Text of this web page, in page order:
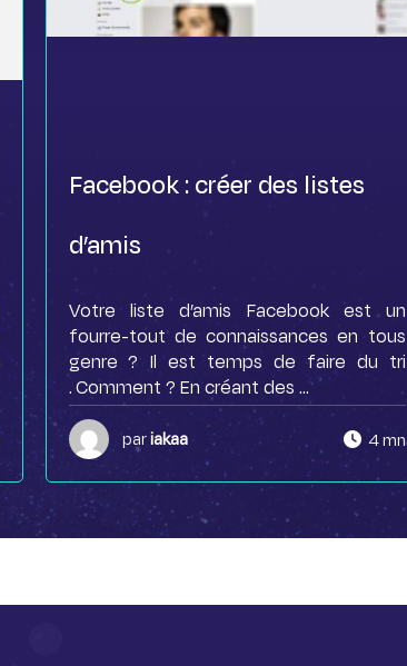
Facebook : créer des listes
d’amis
Votre liste d’amis Facebook est un
fourre-tout de connaissances en tous
genre ? Il est temps de faire du tri
. Comment ? En créant des ...
pariakaa 4 mn